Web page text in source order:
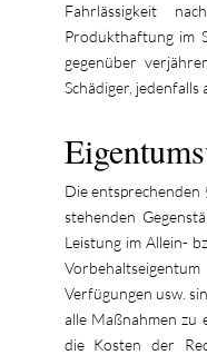
Fahrlässigkeit
Produkthaftung im
gegenüber
Schädiger, jedenfalls
Die
stehenden
Leistung im Allein-
Verfügungen usw.
alle Maßnahmen
die Kosten der